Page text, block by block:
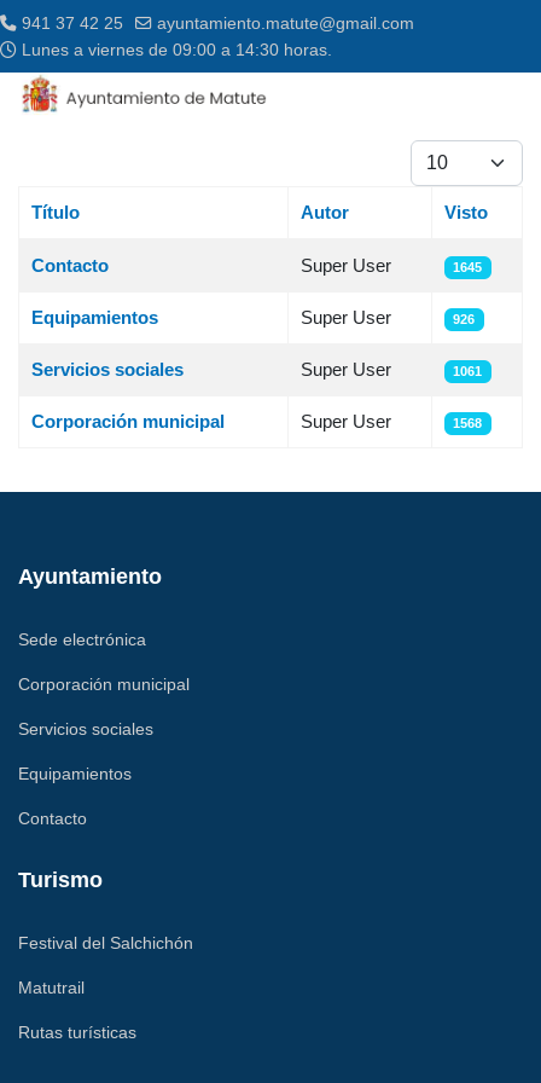
941 37 42 25
ayuntamiento.matute@gmail.com
Lunes a viernes de 09:00 a 14:30 horas.
Cantidad a
Título Autor Visto
Contacto Super User 1645
Equipamientos Super User 926
Servicios sociales Super User 1061
Corporación municipal Super User 1568
Ayuntamiento
Sede electrónica
Corporación municipal
Servicios sociales
Equipamientos
Contacto
Turismo
Festival del Salchichón
Matutrail
Rutas turísticas